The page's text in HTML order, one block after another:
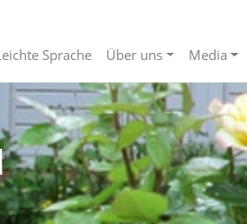
Sprache Über uns Media